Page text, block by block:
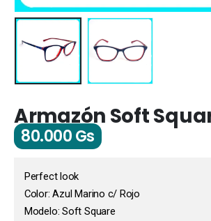
Armazón Soft
80.000Gs
Perfect look
Color: Azul Marino c/ Rojo
Modelo: Soft Square